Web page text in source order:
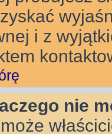
i z
nie